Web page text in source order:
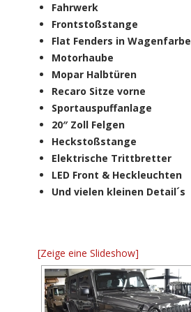
Fahrwerk
Frontstoßstange
Flat Fenders in Wagenfarbe
Motorhaube
Mopar Halbtüren
Recaro Sitze vorne
Sportauspuffanlage
20″ Zoll Felgen
Heckstoßstange
Elektrische Trittbretter
LED Front & Heckleuchten
Und vielen kleinen Detail´s
[Zeige eine Slideshow]